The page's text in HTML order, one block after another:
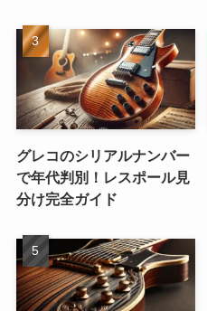
グレコのシリアルナンバー
で年代判別！レスポール見
分け完全ガイド